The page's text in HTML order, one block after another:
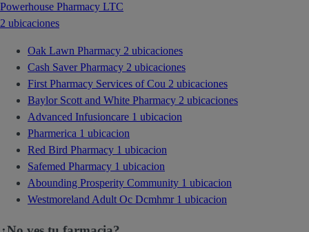
Powerhouse Pharmacy LTC
2 ubicaciones
Oak Lawn Pharmacy 2 ubicaciones
Cash Saver Pharmacy 2 ubicaciones
First Pharmacy Services of Cou 2 ubicaciones
Baylor Scott and White Pharmacy 2 ubicaciones
Advanced Infusioncare 1 ubicacion
Pharmerica 1 ubicacion
Red Bird Pharmacy 1 ubicacion
Safemed Pharmacy 1 ubicacion
Abounding Prosperity Community 1 ubicacion
Westmoreland Adult Oc Dcmhmr 1 ubicacion